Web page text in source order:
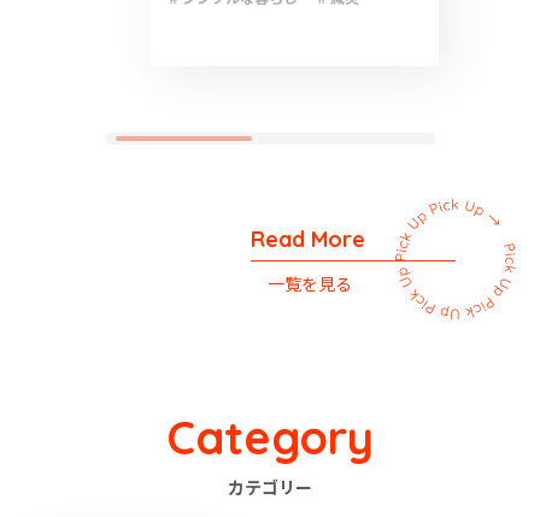
Read More
一覧を見る
Category
カテゴリー